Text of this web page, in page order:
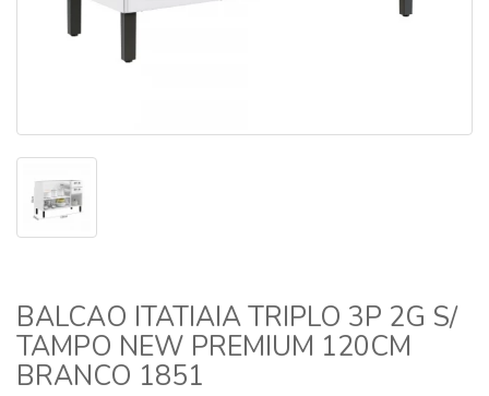
BALCAO ITATIAIA TRIPLO 3P 2G S/
TAMPO NEW PREMIUM 120CM
BRANCO 1851